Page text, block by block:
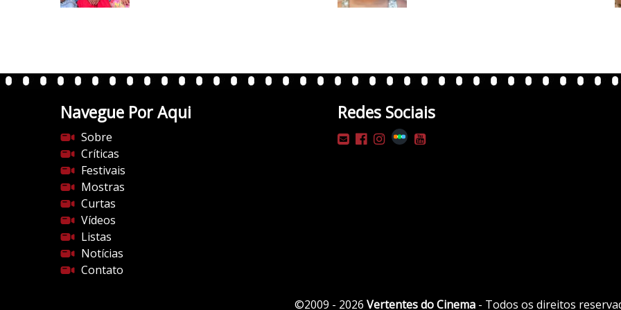
/
w
p
c
o
m
/
v
e
r
t
e
n
Navegue Por Aqui
Sobre
Críticas
Festivais
Mostras
Curtas
Vídeos
Listas
Notícias
Contato
Redes Sociais
©2009 - 2026 Vertentes do Cinema - Todos os direitos